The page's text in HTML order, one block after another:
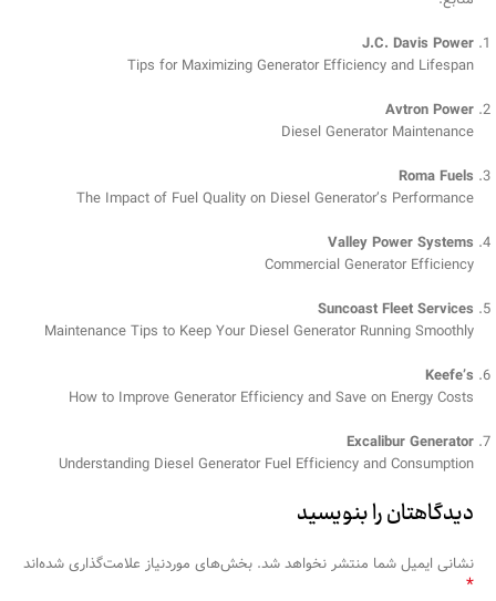
J.C. Davis Power
Tips for Maximizing Generator Efficiency and Lifespan
Avtron Power
Diesel Generator Maintenance
Roma Fuels
The Impact of Fuel Quality on Diesel Generator’s Performance
Valley Power Systems
Commercial Generator Efficiency
Suncoast Fleet Services
Maintenance Tips to Keep Your Diesel Generator Running Smoothly
Keefe’s
How to Improve Generator Efficiency and Save on Energy Costs
Excalibur Generator
Understanding Diesel Generator Fuel Efficiency and Consumption
دیدگاهتان را بنویسید
نشانی ایمیل شما منتشر نخواهد شد. بخش‌های موردنیاز علامت‌گذاری شده‌اند
*